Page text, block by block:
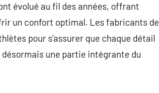
évolué au fil des années, offrant
un confort optimal. Les fabricants de
pour s’assurer que chaque détail
une partie intégrante du